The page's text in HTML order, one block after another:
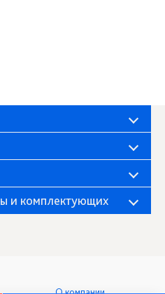
и комплектующих
О компании